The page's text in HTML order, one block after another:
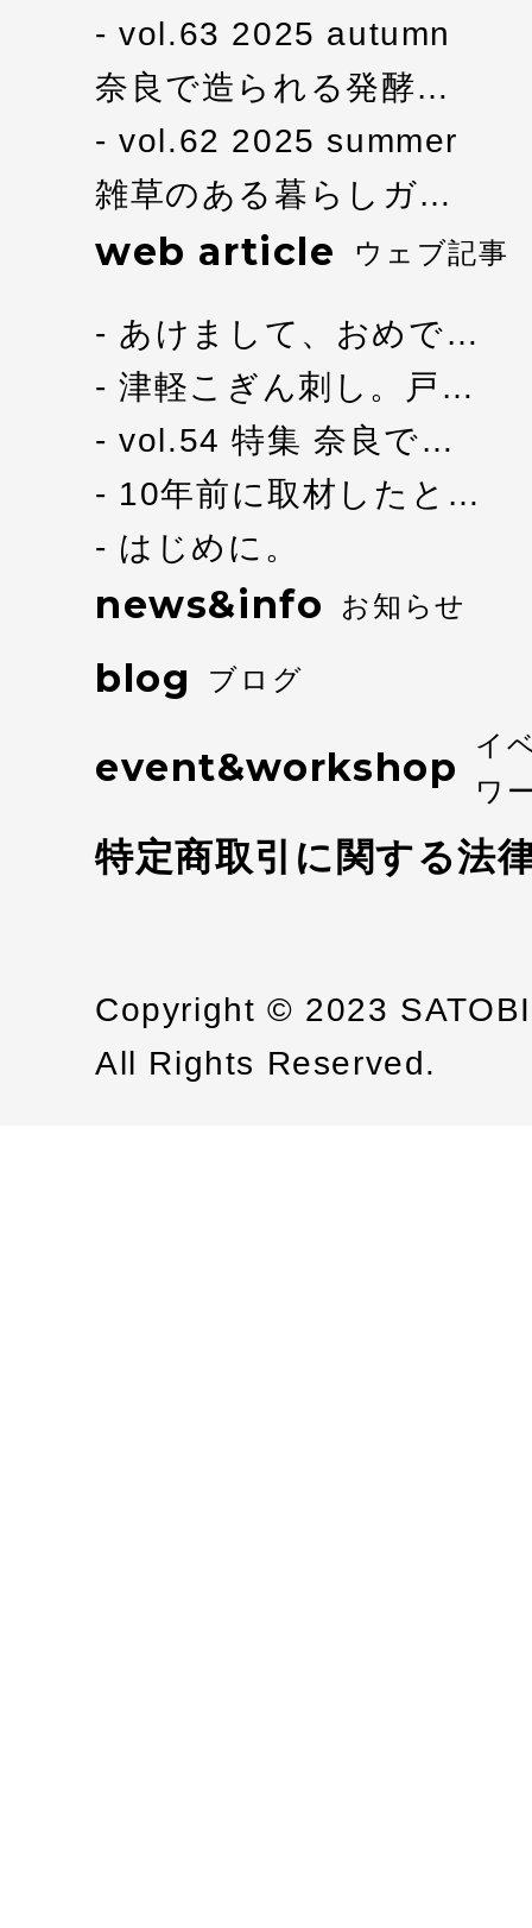
vol.63 2025 autumn
奈良で造られる発酵…
vol.62 2025 summer
雑草のある暮らしガ…
web article ウェブ記事
あけまして、おめで…
津軽こぎん刺し。戸…
vol.54 特集 奈良で…
10年前に取材したと…
はじめに。
news&info お知らせ
blog ブログ
event&workshop
イ
ワ
特定商取引に関する法
Copyright © 2023
All Rights Reserved.